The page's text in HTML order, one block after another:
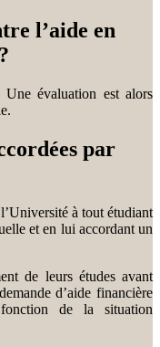
l’aide en
Une évaluation est alors
par
à tout étudiant
et en lui accordant un
de leurs études avant
d’aide financière
de la situation